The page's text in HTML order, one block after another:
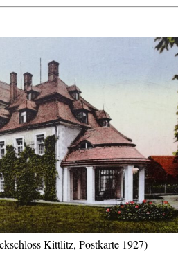
Kittlitz, Postkarte 1927)